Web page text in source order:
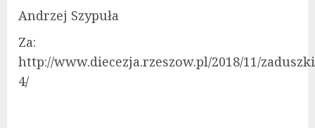
Andrzej Szypuła
Za:
http://www.diecezja.rzeszow.pl/2018/11/
4/